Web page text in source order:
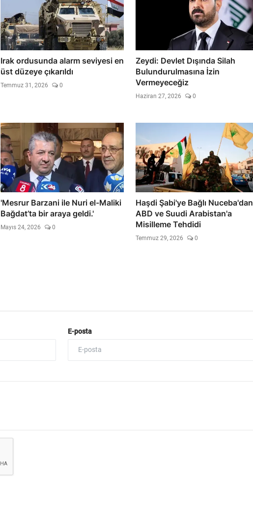
Irak ordusunda alarm seviyesi en
üst düzeye çıkarıldı
Temmuz 31, 2026 0
Zeydi: Devlet Dışında Silah
Bulundurulmasına İzin
Vermeyeceğiz
Haziran 27, 2026 0
'Mesrur Barzani ile Nuri el-Maliki
Bağdat’ta bir araya geldi.'
Mayıs 24, 2026 0
Haşdi Şabi'ye Bağlı Nuceba'dan
ABD ve Suudi Arabistan'a
Misilleme Tehdidi
Temmuz 29, 2026 0
E-posta